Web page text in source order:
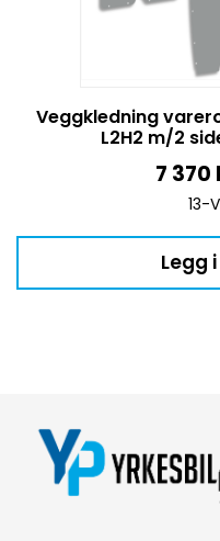
Veggkledning
L2H2 m/2
7 370
13-
Legg